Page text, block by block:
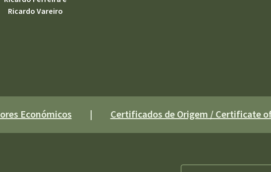
Ricardo Vareiro
Económicos | Certificados de Origem / Certificate